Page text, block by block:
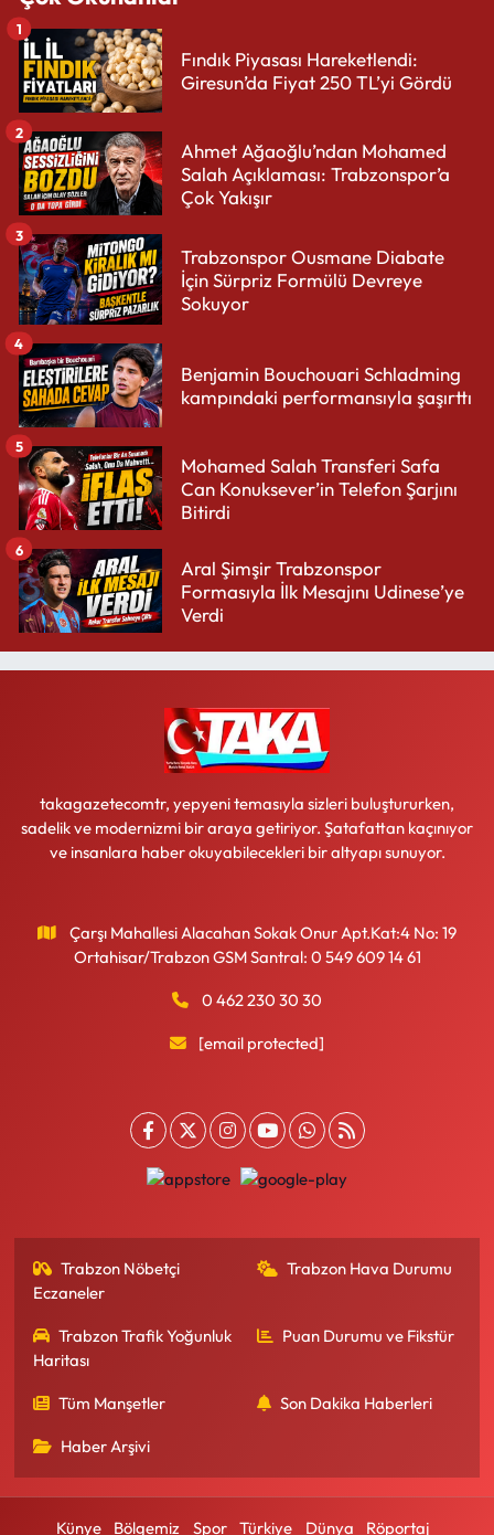
Fındık Piyasası Hareketlendi:
Giresun’da Fiyat 250 TL’yi Gördü
1
Ahmet Ağaoğlu’ndan Mohamed
Salah Açıklaması: Trabzonspor’a
Çok Yakışır
2
Trabzonspor Ousmane Diabate
İçin Sürpriz Formülü Devreye
Sokuyor
3
Benjamin Bouchouari Schladming
kampındaki performansıyla şaşırttı
4
Mohamed Salah Transferi Safa
Can Konuksever’in Telefon Şarjını
Bitirdi
5
Aral Şimşir Trabzonspor
Formasıyla İlk Mesajını Udinese’ye
Verdi
6
takagazetecomtr, yepyeni temasıyla sizleri buluştururken,
sadelik ve modernizmi bir araya getiriyor. Şatafattan kaçınıyor
ve insanlara haber okuyabilecekleri bir altyapı sunuyor.
Çarşı Mahallesi Alacahan Sokak Onur Apt.Kat:4 No: 19
Ortahisar/Trabzon GSM Santral: 0 549 609 14 61
0 462 230 30 30
[email protected]
Trabzon Nöbetçi
Eczaneler
Trabzon Hava Durumu
Trabzon Trafik Yoğunluk
Haritası
Puan Durumu ve Fikstür
Tüm Manşetler Son Dakika Haberleri
Haber Arşivi
Künye Bölgemiz Spor Türkiye Dünya Röportaj